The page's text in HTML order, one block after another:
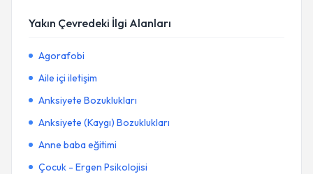
Yakın Çevredeki İlgi Alanları
Agorafobi
Aile içi iletişim
Anksiyete Bozuklukları
Anksiyete (Kaygı) Bozuklukları
Anne baba eğitimi
Çocuk - Ergen Psikolojisi